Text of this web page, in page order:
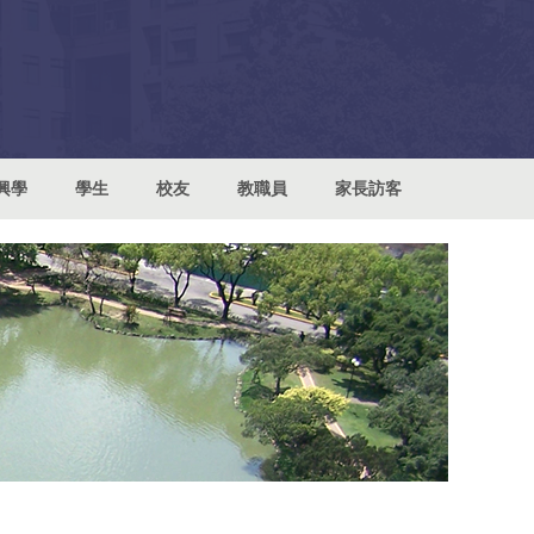
學 學生 校友 教職員 家長訪客